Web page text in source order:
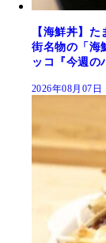
【海鮮丼】
街名物の「海
ッコ『今週の
2026年08月07日